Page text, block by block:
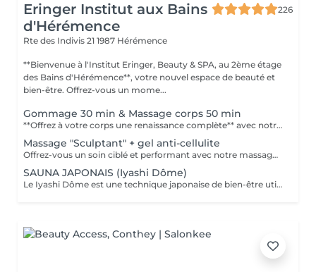
Eringer Institut aux Bains
d'Hérémence
226
Rte des Indivis 21 1987 Hérémence
**Bienvenue à l'Institut Eringer, Beauty & SPA, au 2ème étage
des Bains d'Hérémence**, votre nouvel espace de beauté et
bien-être. Offrez-vous un mome...
Gommage 30 min & Massage corps 50 min
**Offrez à votre corps une renaissance complète** avec notre soin combiné **gommage et massage relaxant**. Commencez par un gommage exfoliant en profondeur qui élimine les impuretés et révèle la douceur naturelle de votre peau. Ensuite, plongez dans un état de relaxation totale grâce à un massage apaisant, conçu pour relâcher les tensions et revitaliser votre corps et votre esprit. Ce rituel est idéal pour ceux qui souhaitent retrouver une peau éclatante et profiter d'un moment de pure détente. Vous ressortirez avec une sensation de légèreté et une peau sublimée.
Massage "Sculptant" + gel anti-cellulite
Offrez-vous un soin ciblé et performant avec notre massage sculptant, spécialement conçu pour raffermir, lisser et redessiner la silhouette. Grâce à des techniques dynamiques et profondes, ce massage stimule la circulation, favorise le drainage et aide à réduire l'apparence de la cellulite. Pour prolonger les bienfaits à domicile, recevez en cadeau un gel anti-cellulite Eringer Switzerland (250 ml), www.eringerswitzerland.ch, aux actifs reconnus pour tonifier et affiner la peau. Une expérience alliant efficacité et bien-être, pour un corps visiblement plus ferme et harmonieux (valeur CHF 59.--).
SAUNA JAPONAIS (Iyashi Dôme)
Le Iyashi Dôme est une technique japonaise de bien-être utilisant des infrarouges longs pour détoxifier, relaxer et régénérer le corps. En provoquant une sudation profonde, il élimine efficacement les toxines et métaux lourds, tout en améliorant l'éclat de la peau. Une séance de 30 minutes permet de brûler jusqu'à 600 calories, favorisant ainsi la perte de poids. La chaleur infrarouge aide également à réduire le stress, relâcher les tensions musculaires et améliorer la qualité du sommeil. Enfin, il stimule la circulation sanguine et la régénération cellulaire, accélérant la récupération après l'effort.